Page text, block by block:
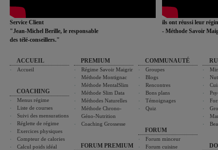
Service Client
"Jean-Michel Berille, le responsable
des télé-conseillers."
ils ont réussi leur
- Méthode Savoir
ACCUEIL
Accueil
COACHING
Menus régime
Liste de courses
Suivi des mensurations
Réglette de régime
Exercices physiques
Compteur de calories
Calcul poids idéal
PREMIUM
Régime Savoir Maigrir
Méthode Montignac
Méthode MentalSlim
Méthode Slim Data
Méthodes Naturelles
Méthode Chrono-
Géno-Nutrition
Coaching Grossesse
FORUM PREMIUM
COMMUNAUTÉ
Groupes
Blogs
Rencontres
Bons plans
Témoignages
Quiz
FORUM
Forum minceur
Forum cuisine